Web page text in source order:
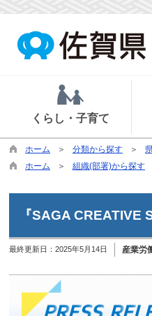
くらし・子育て
ホーム 分類から探す
ホーム
組織(部署)から探す
『SAGA CREATIVE
最終更新日： 2025年5月14日 産業労